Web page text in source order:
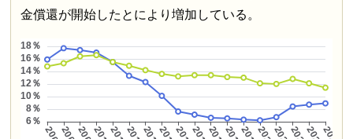
金償還が開始したとにより増加している。